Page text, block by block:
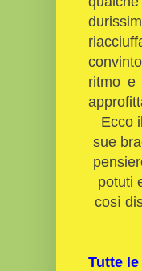
ritmo e
Ecco
sue
potuti
così
Tutte